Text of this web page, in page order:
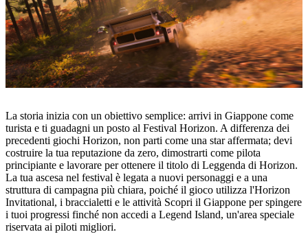
La storia inizia con un obiettivo semplice: arrivi in Giappone come
turista e ti guadagni un posto al Festival Horizon. A differenza dei
precedenti giochi Horizon, non parti come una star affermata; devi
costruire la tua reputazione da zero, dimostrarti come pilota
principiante e lavorare per ottenere il titolo di Leggenda di Horizon.
La tua ascesa nel festival è legata a nuovi personaggi e a una
struttura di campagna più chiara, poiché il gioco utilizza l'Horizon
Invitational, i braccialetti e le attività Scopri il Giappone per spingere
i tuoi progressi finché non accedi a Legend Island, un'area speciale
riservata ai piloti migliori.